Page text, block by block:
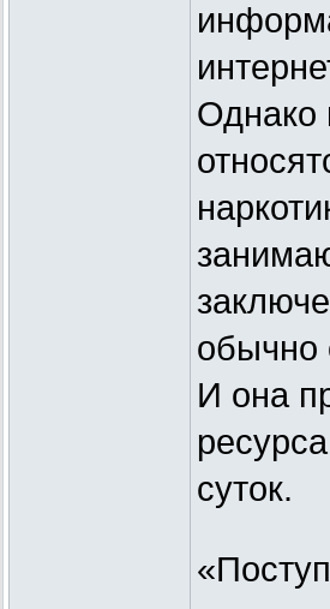
Однако
обычно
И она
суток.